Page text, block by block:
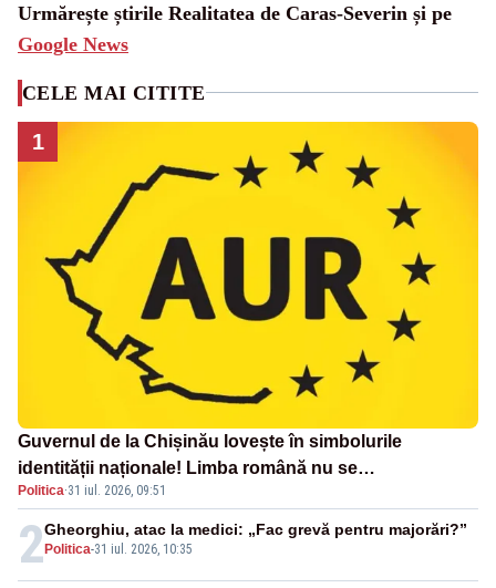
Urmărește știrile Realitatea de Caras-Severin și pe
Google News
CELE MAI CITITE
1
Guvernul de la Chișinău lovește în simbolurile
identității naționale! Limba română nu se
economisește! Limba română se sărbătorește!
Politica·31 iul. 2026, 09:51
2 Politica-31 iul. 2026, 10:35
Gheorghiu, atac la medici: „Fac grevă pentru majorări?”